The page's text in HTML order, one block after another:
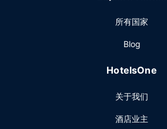
所有国家
Blog
HotelsOne
关于我们
酒店业主